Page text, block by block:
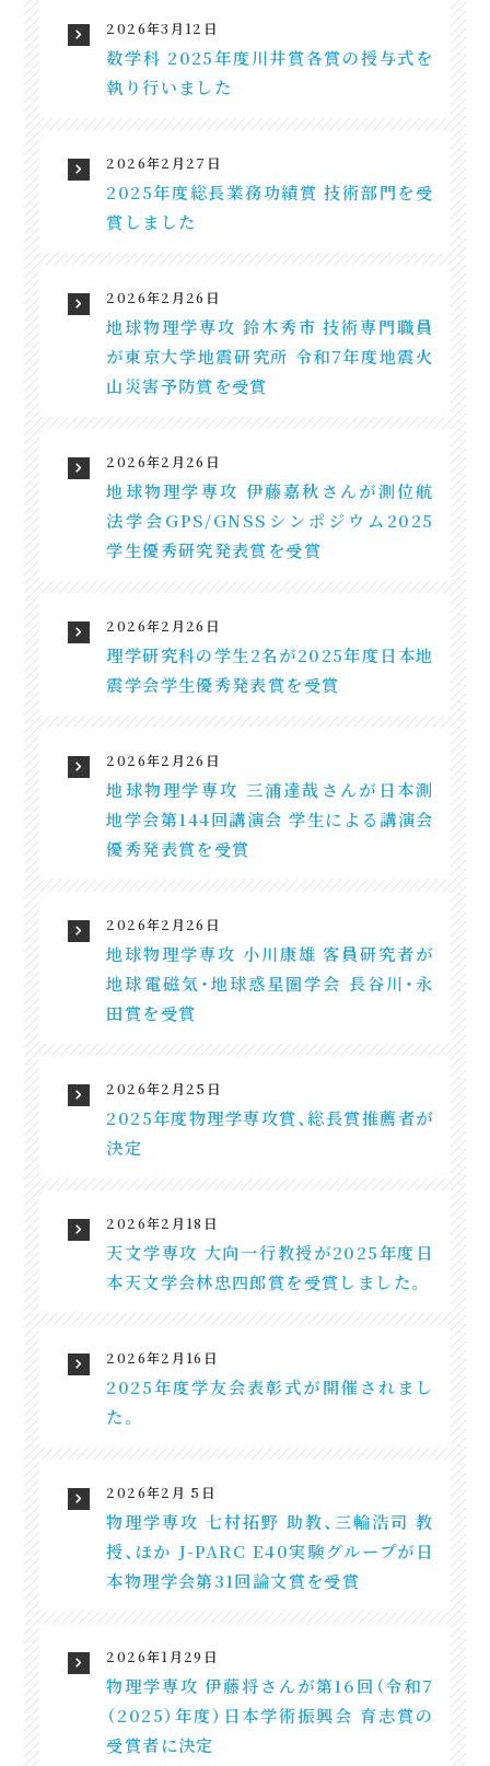
2026年3月12日
数学科 2025年度川井賞各賞の授与式を
執り行いました
2026年2月27日
2025年度総長業務功績賞 技術部門を受
賞しました
2026年2月26日
地球物理学専攻 鈴木秀市 技術専門職員
が東京大学地震研究所 令和7年度地震火
山災害予防賞を受賞
2026年2月26日
地球物理学専攻 伊藤嘉秋さんが測位航
法学会GPS/GNSSシンポジウム2025
学生優秀研究発表賞を受賞
2026年2月26日
理学研究科の学生2名が2025年度日本地
震学会学生優秀発表賞を受賞
2026年2月26日
地球物理学専攻 三浦達哉さんが日本測
地学会第144回講演会 学生による講演会
優秀発表賞を受賞
2026年2月26日
地球物理学専攻 小川康雄 客員研究者が
地球電磁気・地球惑星圏学会 長谷川・永
田賞を受賞
2026年2月25日
2025年度物理学専攻賞、総長賞推薦者が
決定
2026年2月18日
天文学専攻 大向一行教授が2025年度日
本天文学会林忠四郎賞を受賞しました。
2026年2月16日
2025年度学友会表彰式が開催されまし
た。
2026年2月 5日
物理学専攻 七村拓野 助教、三輪浩司 教
授、ほか J-PARC E40実験グループが日
本物理学会第31回論文賞を受賞
2026年1月29日
物理学専攻 伊藤将さんが第16回（令和7
（2025）年度）日本学術振興会 育志賞の
受賞者に決定